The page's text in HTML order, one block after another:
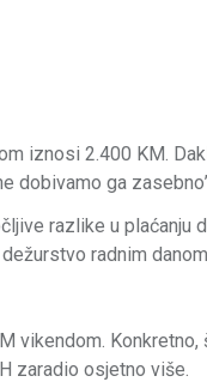
iznosi 2.400 KM.
dobivamo ga
razlike u plaćanju
radnim
vikendom.
zaradio osjetno više.